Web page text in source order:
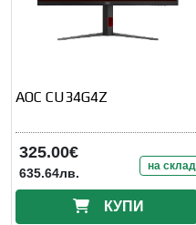
AOC CU34G4Z
325.00€
635.64лв. на склад
КУПИ